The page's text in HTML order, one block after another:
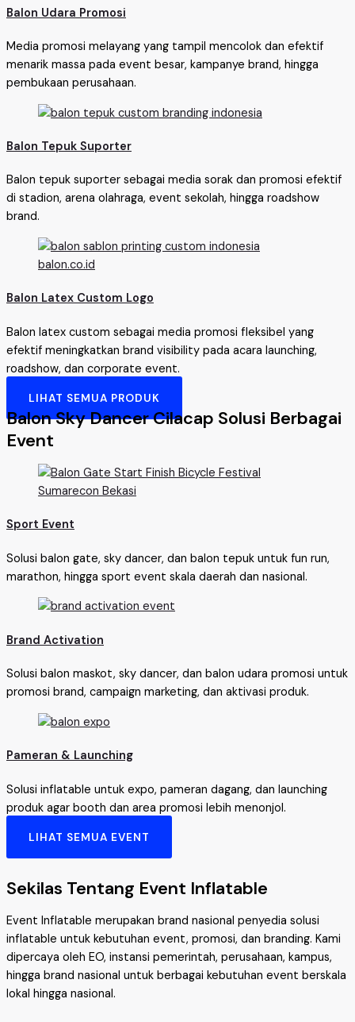
Balon Udara Promosi
Media promosi melayang yang tampil mencolok dan efektif
menarik massa pada event besar, kampanye brand, hingga
pembukaan perusahaan.
Balon Tepuk Suporter
Balon tepuk suporter sebagai media sorak dan promosi efektif
di stadion, arena olahraga, event sekolah, hingga roadshow
brand.
Balon Latex Custom Logo
Balon latex custom sebagai media promosi fleksibel yang
efektif meningkatkan brand visibility pada acara launching,
roadshow, dan corporate event.
LIHAT SEMUA PRODUK
Balon Sky Dancer Cilacap Solusi Berbagai
Event
Sport Event
Solusi balon gate, sky dancer, dan balon tepuk untuk fun run,
marathon, hingga sport event skala daerah dan nasional.
Brand Activation
Solusi balon maskot, sky dancer, dan balon udara promosi untuk
promosi brand, campaign marketing, dan aktivasi produk.
Pameran & Launching
Solusi inflatable untuk expo, pameran dagang, dan launching
produk agar booth dan area promosi lebih menonjol.
LIHAT SEMUA EVENT
Sekilas Tentang Event Inflatable
Event Inflatable merupakan brand nasional penyedia solusi
inflatable untuk kebutuhan event, promosi, dan branding. Kami
dipercaya oleh EO, instansi pemerintah, perusahaan, kampus,
hingga brand nasional untuk berbagai kebutuhan event berskala
lokal hingga nasional.